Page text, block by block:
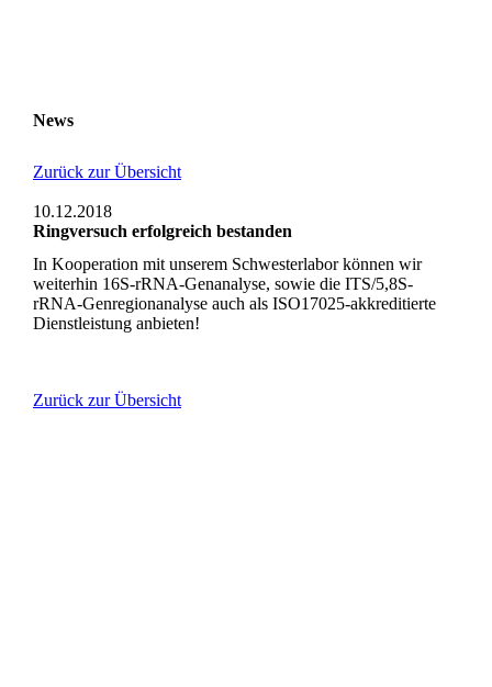
News
Zurück zur Übersicht
10.12.2018
Ringversuch erfolgreich bestanden
In Kooperation mit unserem Schwesterlabor können wir
weiterhin 16S-rRNA-Genanalyse, sowie die ITS/5,8S-
rRNA-Genregionanalyse auch als ISO17025-akkreditierte
Dienstleistung anbieten!
Zurück zur Übersicht